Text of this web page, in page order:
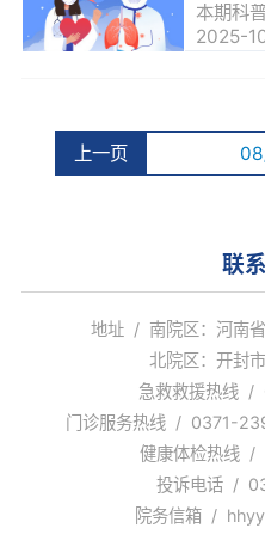
本期科
2025-
上一页
联
地址 / 南院区：河南
北院区：开封
急救救援热线
门诊服务热线 / 0371-
健康体检热线
投诉电话 /
院务信箱 /